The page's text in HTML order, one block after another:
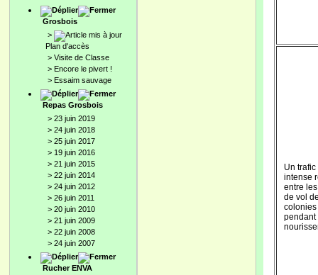
Grosbois
>
Plan d'accès
> Visite de Classe
> Encore le pivert !
> Essaim sauvage
Repas Grosbois
> 23 juin 2019
> 24 juin 2018
> 25 juin 2017
> 19 juin 2016
> 21 juin 2015
> 22 juin 2014
> 24 juin 2012
> 26 juin 2011
> 20 juin 2010
> 21 juin 2009
> 22 juin 2008
> 24 juin 2007
Rucher ENVA
Un trafic
intense
entre
de vol
colonies
pendant